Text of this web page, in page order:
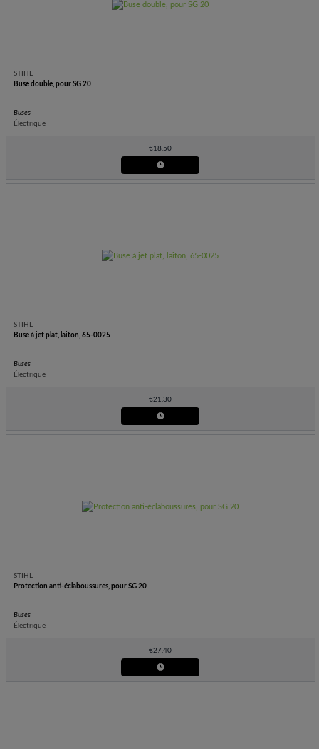
STIHL
Buse double, pour SG 20
Buses
Électrique
€18.50
STIHL
Buse à jet plat, laiton, 65-0025
Buses
Électrique
€21.30
STIHL
Protection anti-éclaboussures, pour SG 20
Buses
Électrique
€27.40